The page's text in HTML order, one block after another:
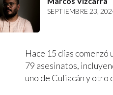
SEPTIEMBRE 23,
Hace 15 días comenzó
79 asesinatos,
uno de Culiacán y otro